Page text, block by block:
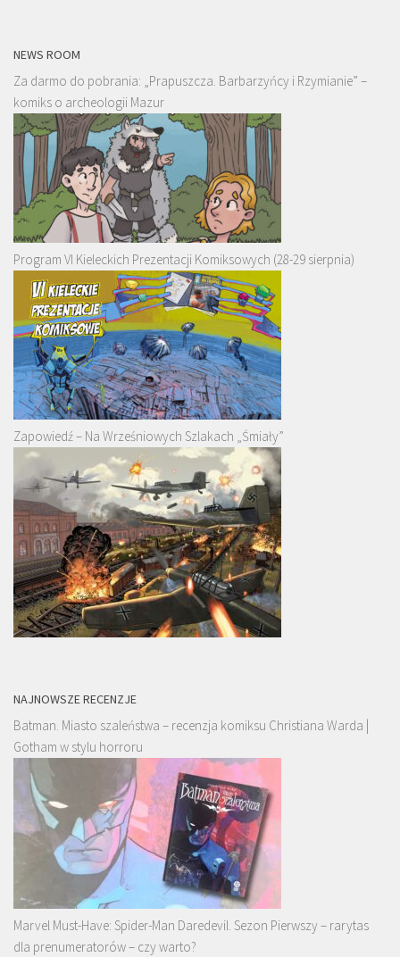
NEWS ROOM
Za darmo do pobrania: „Prapuszcza. Barbarzyńcy i Rzymianie” –
komiks o archeologii Mazur
Program VI Kieleckich Prezentacji Komiksowych (28-29 sierpnia)
Zapowiedź – Na Wrześniowych Szlakach „Śmiały”
NAJNOWSZE RECENZJE
Batman. Miasto szaleństwa – recenzja komiksu Christiana Warda |
Gotham w stylu horroru
Marvel Must-Have: Spider-Man Daredevil. Sezon Pierwszy – rarytas
dla prenumeratorów – czy warto?